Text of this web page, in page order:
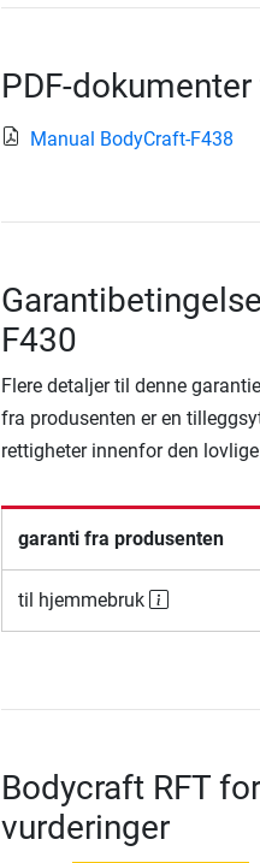
PDF-
Manual BodyCraft-F438
F430
Flere detaljer til denne
fra produsenten er en
rettigheter innenfor den
garanti fra produsenten
til hjemmebruk
Bodycraft RFT
vurderinger